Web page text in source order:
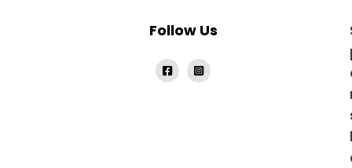
Follow Us